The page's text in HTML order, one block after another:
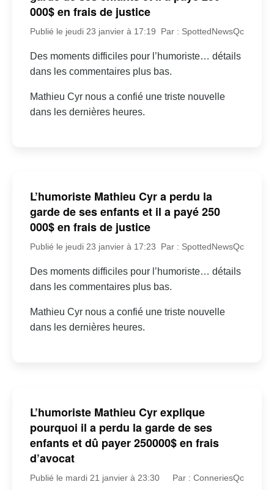
000$ en frais de justice
Publié le jeudi 23 janvier à 17:19 Par : SpottedNewsQc
Des moments difficiles pour l’humoriste… détails
dans les commentaires plus bas.
Mathieu Cyr nous a confié une triste nouvelle
dans les dernières heures.
L’humoriste Mathieu Cyr a perdu la
garde de ses enfants et il a payé 250
000$ en frais de justice
Publié le jeudi 23 janvier à 17:23 Par : SpottedNewsQc
Des moments difficiles pour l’humoriste… détails
dans les commentaires plus bas.
Mathieu Cyr nous a confié une triste nouvelle
dans les dernières heures.
L’humoriste Mathieu Cyr explique
pourquoi il a perdu la garde de ses
enfants et dû payer 250000$ en frais
d’avocat
Publié le mardi 21 janvier à 23:30 Par : ConneriesQc